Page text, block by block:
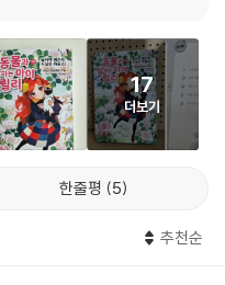
들을 무시는 심술쟁이 수컷 펭
둘 다 수컷이지만, 암컷에게는
끼를 낳고 싶어 한다. 젠투 펭귄
우고 수다를 떨어 귀를 아프게
곳에서 뛰어내리는 위험한 행동
뜨린 릴리는 처음 하는 펭귄들
들의 마음을 열고 문제를 해결
17
더보기
한줄평 5
추천순